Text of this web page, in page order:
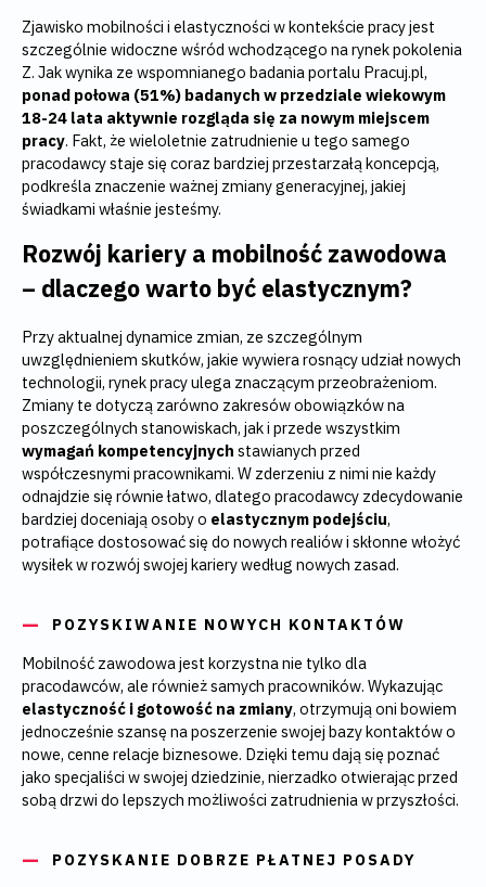
Zjawisko mobilności i elastyczności w kontekście pracy jest
szczególnie widoczne wśród wchodzącego na rynek pokolenia
Z. Jak wynika ze wspomnianego badania portalu Pracuj.pl,
ponad połowa (51%) badanych w przedziale wiekowym
18-24 lata aktywnie rozgląda się za nowym miejscem
pracy. Fakt, że wieloletnie zatrudnienie u tego samego
pracodawcy staje się coraz bardziej przestarzałą koncepcją,
podkreśla znaczenie ważnej zmiany generacyjnej, jakiej
świadkami właśnie jesteśmy.
Rozwój kariery a mobilność zawodowa
– dlaczego warto być elastycznym?
Przy aktualnej dynamice zmian, ze szczególnym
uwzględnieniem skutków, jakie wywiera rosnący udział nowych
technologii, rynek pracy ulega znaczącym przeobrażeniom.
Zmiany te dotyczą zarówno zakresów obowiązków na
poszczególnych stanowiskach, jak i przede wszystkim
wymagań kompetencyjnych stawianych przed
współczesnymi pracownikami. W zderzeniu z nimi nie każdy
odnajdzie się równie łatwo, dlatego pracodawcy zdecydowanie
bardziej doceniają osoby o elastycznym podejściu,
potrafiące dostosować się do nowych realiów i skłonne włożyć
wysiłek w rozwój swojej kariery według nowych zasad.
POZYSKIWANIE NOWYCH KONTAKTÓW
Mobilność zawodowa jest korzystna nie tylko dla
pracodawców, ale również samych pracowników. Wykazując
elastyczność i gotowość na zmiany, otrzymują oni bowiem
jednocześnie szansę na poszerzenie swojej bazy kontaktów o
nowe, cenne relacje biznesowe. Dzięki temu dają się poznać
jako specjaliści w swojej dziedzinie, nierzadko otwierając przed
sobą drzwi do lepszych możliwości zatrudnienia w przyszłości.
POZYSKANIE DOBRZE PŁATNEJ POSADY